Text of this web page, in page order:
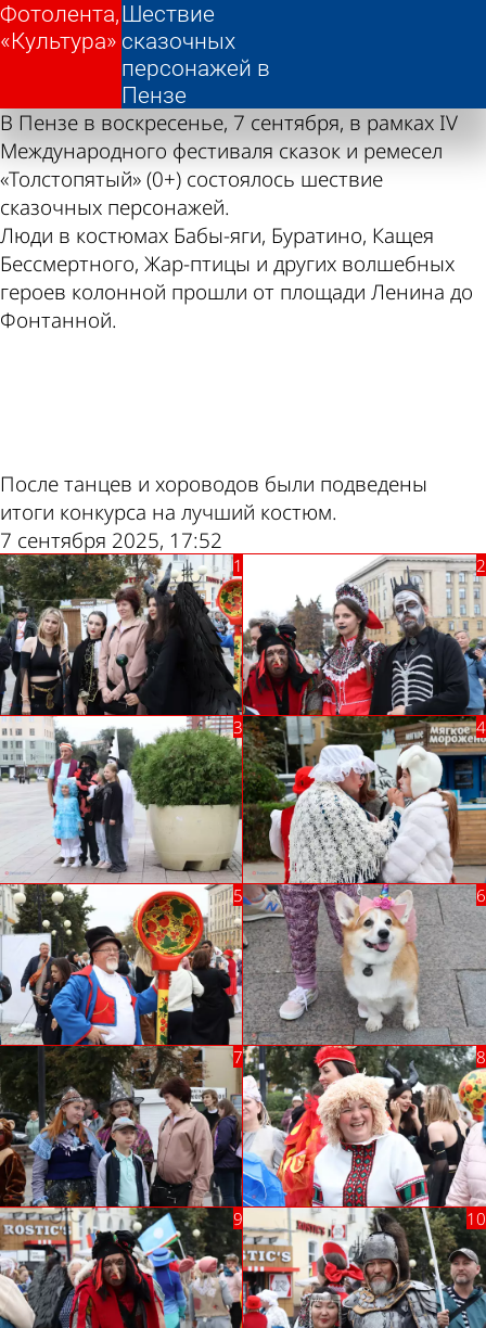
Шествие
сказочных
персонажей в
Пензе
Фотолента,
«Культура»
В Пензе в воскресенье, 7 сентября, в рамках IV
Международного фестиваля сказок и ремесел
«Толстопятый» (0+) состоялось шествие
сказочных персонажей.
Люди в костюмах Бабы-яги, Буратино, Кащея
Бессмертного, Жар-птицы и других волшебных
героев колонной прошли от площади Ленина до
Фонтанной.
После танцев и хороводов были подведены
итоги конкурса на лучший костюм.
7 сентября 2025, 17:52
Шествие
сказочных
персонажей в
Пензе
Фотолента,
«Культура»